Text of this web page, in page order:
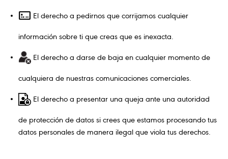
El derecho a pedirnos que corrijamos cualquier
información sobre ti que creas que es inexacta.
El derecho a darse de baja en cualquier momento de
cualquiera de nuestras comunicaciones comerciales.
El derecho a presentar una queja ante una autoridad
de protección de datos si crees que estamos procesando tus
datos personales de manera ilegal que viola tus derechos.